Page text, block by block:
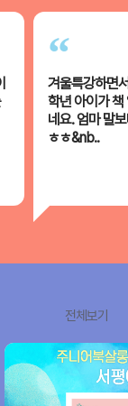
“
겨울특강하면
학년 아이가 책
네요. 엄마 말
ㅎㅎ&nb..
전체보기